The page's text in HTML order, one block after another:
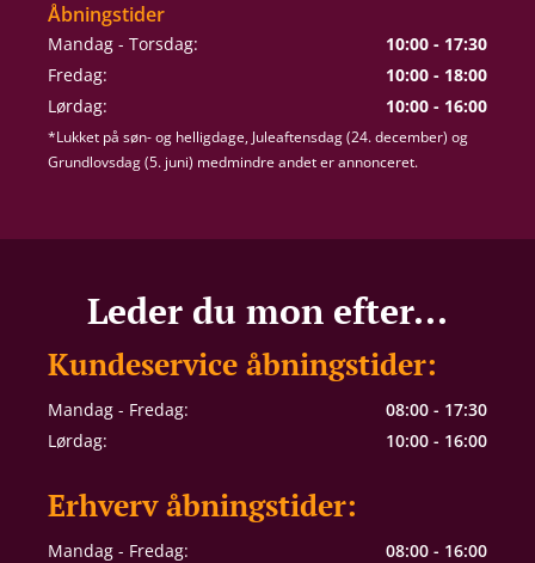
Åbningstider
Mandag - Torsdag:
10:00 - 17:30
Fredag:
10:00 - 18:00
Lørdag:
10:00 - 16:00
*Lukket på søn- og helligdage, Juleaftensdag (24. december) og
Grundlovsdag (5. juni) medmindre andet er annonceret.
Leder du mon efter...
Kundeservice åbningstider:
Mandag - Fredag:
08:00 - 17:30
Lørdag:
10:00 - 16:00
Erhverv åbningstider:
Mandag - Fredag: 08:00 - 16:00